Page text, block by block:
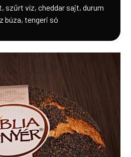
szűrt víz, cheddar sajt, durum
búza, tengeri só